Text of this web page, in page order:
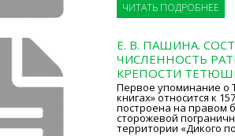
ЧИТАТЬ ПОДРОБНЕЕ
Е. В. ПАШИНА.
ЧИСЛЕННОСТЬ
КРЕПОСТИ
Первое упоминание о
книгах» относится к
построена на правом
сторожевой
территории «Дикого